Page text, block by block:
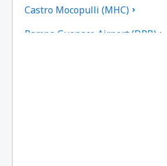
Castro Mocopulli (MHC)
Pampa Guanaco Airport (DPB)